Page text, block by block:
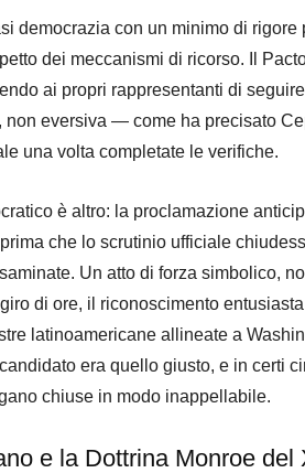
democrazia con un minimo di
dei meccanismi di ricorso. Il
ai propri rappresentanti di
non eversiva — come ha precisato
una volta completate le verifiche.
è altro: la proclamazione
che lo scrutinio ufficiale
Un atto di forza simbolico,
di ore, il riconoscimento
latinoamericane allineate a
era quello giusto, e in certi
chiuse in modo inappellabile.
e la Dottrina Monroe del